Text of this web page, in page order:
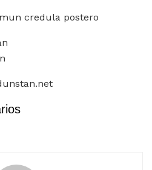
credula postero